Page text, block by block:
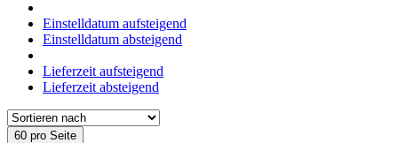
Einstelldatum aufsteigend
Einstelldatum absteigend
Lieferzeit aufsteigend
Lieferzeit absteigend
60 pro Seite